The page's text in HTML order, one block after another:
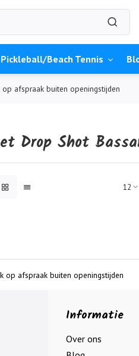
Pickleball/Beach Tennis
afspraak buiten openingstijden
Drop Shot
op afspraak buiten openingstijden
Informatie
Over ons